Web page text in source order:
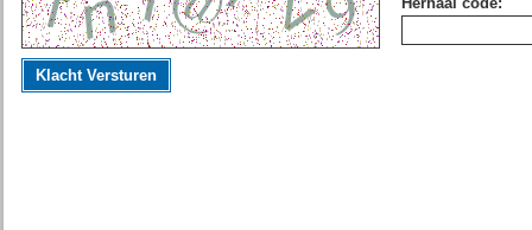
Klacht Versturen